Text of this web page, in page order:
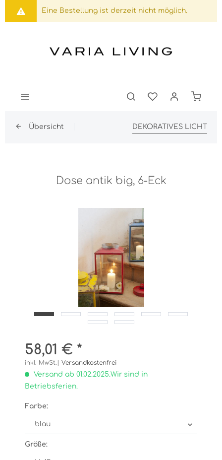
Eine Bestellung ist derzeit nicht möglich.
Übersicht DEKORATIVES LICHT
Dose antik big, 6-Eck
58,01 € *
inkl. MwSt.| Versandkostenfrei
Versand ab 01.02.2025.Wir sind in
Betriebsferien.
Farbe:
Größe: